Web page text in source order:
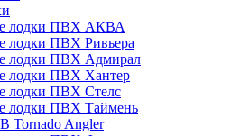
лодки ПВХ АКВА
лодки ПВХ Ривьера
лодки ПВХ Адмирал
лодки ПВХ Хантер
лодки ПВХ Стелс
лодки ПВХ Таймень
Tornado Angler